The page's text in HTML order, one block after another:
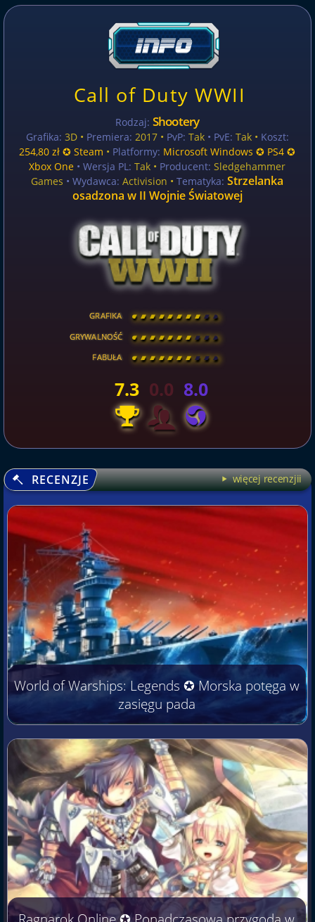
Call of Duty WWII
Rodzaj: Shootery
Grafika: 3D • Premiera: 2017 • PvP: Tak• PvE: Tak • Koszt:
254,80 zł ✪ Steam • Platformy: Microsoft Windows ✪ PS4 ✪
Xbox One • Wersja PL: Tak • Producent: Sledgehammer
Games • Wydawca: Activision •Tematyka: Strzelanka
osadzona w II Wojnie Światowej
GRAFIKA [ \ \ \ \ \ \ \ \ ]
GRYWALNOŚĆ [ \ \ \ \ \ \ \ \ ]
FABUŁA [ \ \ \ \ \ \ \ \ ]
7.3 0.0 8.0
RECENZJE więcej recenzjii
World of Warships: Legends ✪ Morska potęga w
zasięgu pada